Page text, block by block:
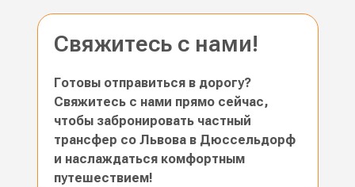
Свяжитесь с нами!
Готовы отправиться в дорогу?
Свяжитесь с нами прямо сейчас,
чтобы забронировать частный
трансфер со Львова в Дюссельдорф
и наслаждаться комфортным
путешествием!